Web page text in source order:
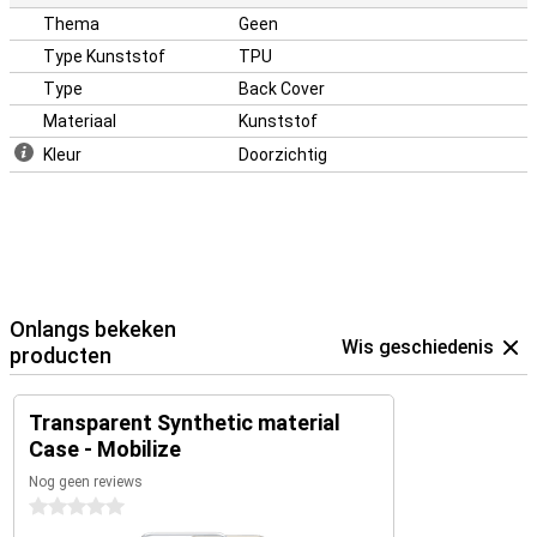
Thema
Geen
Type Kunststof
TPU
Type
Back Cover
Materiaal
Kunststof
Kleur
Doorzichtig
Onlangs bekeken
producten
Wis geschiedenis
Transparent Synthetic material
Case - Mobilize
Nog geen reviews
0 sterren